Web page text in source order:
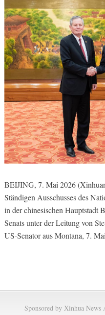
BEIJING, 7. Mai 2026
Ständigen Ausschusses des
in der chinesischen Hauptstadt
Senats unter der Leitung von
US-Senator aus Montana, 7.
Sponsored by Xinhua